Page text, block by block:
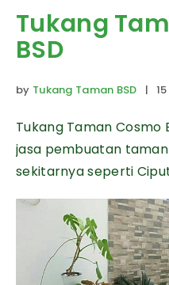
Tukang
BSD
by Tukang Taman BSD | 15
Tukang Taman Cosmo
jasa pembuatan
sekitarnya seperti